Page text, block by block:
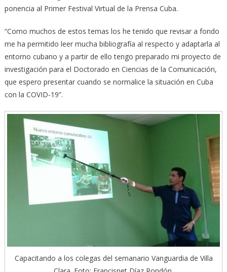
ponencia al Primer Festival Virtual de la Prensa Cuba.
“Como muchos de estos temas los he tenido que revisar a fondo
me ha permitido leer mucha bibliografía al respecto y adaptarla al
entorno cubano y a partir de ello tengo preparado mi proyecto de
investigación para el Doctorado en Ciencias de la Comunicación,
que espero presentar cuando se normalice la situación en Cuba
con la COVID-19”.
Capacitando a los colegas del semanario Vanguardia de Villa